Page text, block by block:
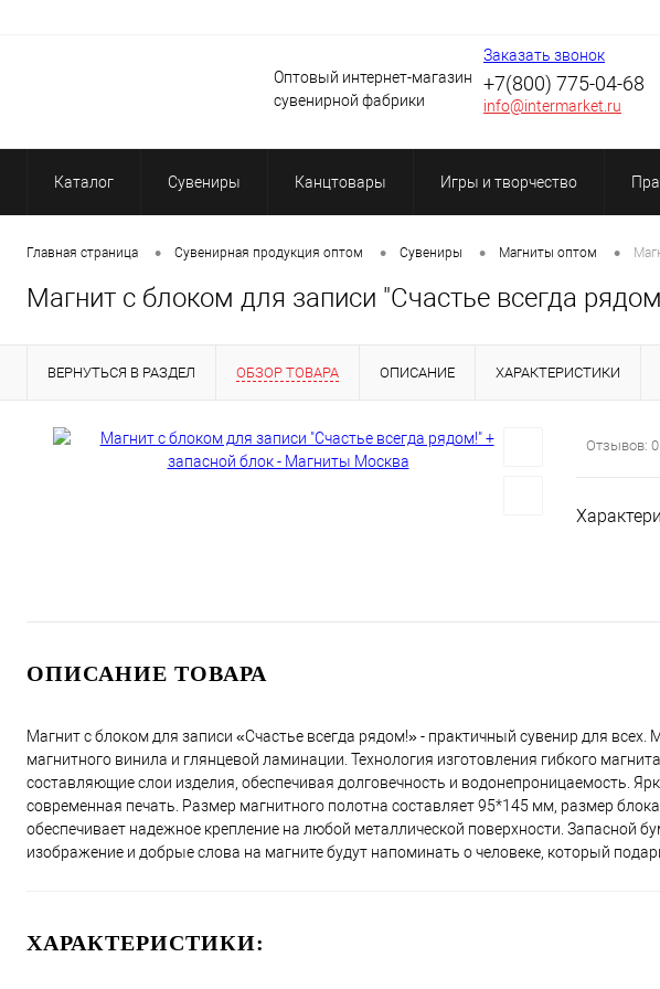
Оптовый интернет-магазин
сувенирной фабрики
Заказать звонок
+7(800) 775-04-68
info@intermarket.ru
Каталог Сувениры Канцтовары Игры и творчество
Главная страница • Сувенирная продукция оптом • Сувениры • Магниты оптом •
Магнит с блоком для записи "Счастье всегда
ВЕРНУТЬСЯ В РАЗДЕЛ ОБЗОР ТОВАРА ОПИСАНИЕ ХАРАКТЕРИСТИКИ
Отзывов: 0
ОПИСАНИЕ ТОВАРА
Магнит с блоком для записи «Счастье всегда рядом!» - практичный сувенир для всех.
магнитного винила и глянцевой ламинации. Технология изготовления гибкого
составляющие слои изделия, обеспечивая долговечность и водонепроницаемость.
современная печать. Размер магнитного полотна составляет 95*145 мм, размер
обеспечивает надежное крепление на любой металлической поверхности. Запасной
изображение и добрые слова на магните будут напоминать о человеке, который
ХАРАКТЕРИСТИКИ: